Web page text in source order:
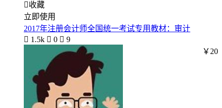
收藏
立即使用
2017年注册会计师全国统一考试专用教材：审计
 1.5k  0  9
￥20